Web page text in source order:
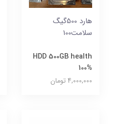
هارد 500گیگ
سلامت100
HDD 500GB health
100%
4,000,000 تومان